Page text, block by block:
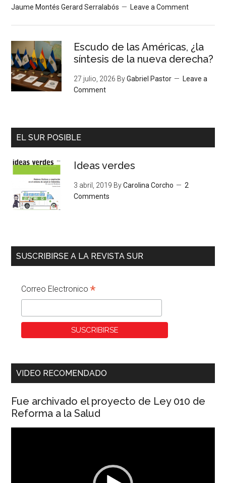
Jaume Montés Gerard Serralabós
Leave a Comment
Escudo de las Américas, ¿la
síntesis de la nueva derecha?
27 julio, 2026 ByGabriel Pastor
Leave a
Comment
EL SUR POSIBLE
Ideas verdes
3 abril, 2019 ByCarolina Corcho
2
Comments
SUSCRIBIRSE A LA REVISTA SUR
Correo Electronico*
VIDEO RECOMENDADO
Fue archivado el proyecto de Ley 010 de
Reforma a la Salud